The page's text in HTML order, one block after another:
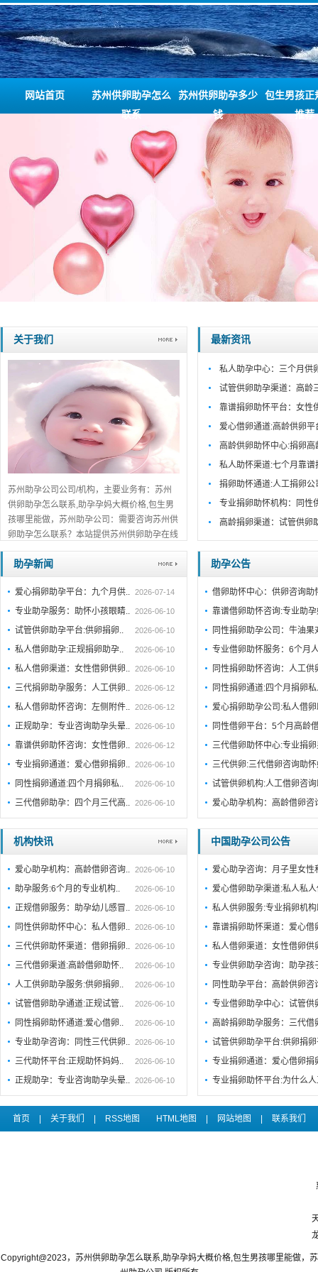
网站首页
苏州供卵助孕怎么
联系
苏州供卵助孕多少
钱
包生男孩正
推荐
关于我们
苏州助孕公司公司/机构，主要业务有：苏州
供卵助孕怎么联系,助孕孕妈大概价格,包生男
孩哪里能做，苏州助孕公司：需要咨询苏州供
卵助孕怎么联系？本站提供苏州供卵助孕在线
咨询服务，专业团队实时解答疑问，流程透
明、费用公开，正规机构推荐，欢迎在线咨询
了解详情。...详细>>。。。
最新资讯
私人助孕中心：三个月供
试管供卵助孕渠道：高龄
靠谱捐卵助怀平台：女性
爱心借卵通道:高龄供卵
高龄供卵助怀中心:捐卵
私人助怀渠道:七个月靠
捐卵助怀通道:人工捐卵
专业捐卵助怀机构：同性
高龄捐卵渠道：试管供卵
助孕新闻
爱心捐卵助孕平台：九个月供.. 2026-07-14
专业助孕服务：助怀小孩眼睛.. 2026-06-10
试管供卵助孕平台:供卵捐卵.. 2026-06-10
私人借卵助孕:正规捐卵助孕.. 2026-06-10
私人借卵渠道：女性借卵供卵.. 2026-06-10
三代捐卵助孕服务：人工供卵.. 2026-06-12
私人借卵助怀咨询：左侧附件.. 2026-06-12
正规助孕：专业咨询助孕头晕.. 2026-06-10
靠谱供卵助怀咨询：女性借卵.. 2026-06-12
专业捐卵通道：爱心借卵捐卵.. 2026-06-10
同性捐卵通道:四个月捐卵私.. 2026-06-10
三代借卵助孕：四个月三代高.. 2026-06-10
助孕公告
借卵助怀中心：供卵咨询助
靠谱借卵助怀咨询:专业助
同性捐卵助孕公司：牛油
专业借卵助怀服务：6个月
同性捐卵助怀咨询：人工
同性捐卵通道:四个月捐卵
爱心捐卵助孕公司:私人借
同性借卵平台：5个月高龄
三代借卵助怀中心:专业捐
三代供卵:三代借卵咨询助
试管供卵机构:人工借卵咨
爱心助孕机构：高龄借卵
机构快讯
爱心助孕机构：高龄借卵咨询.. 2026-06-10
助孕服务:6个月的专业机构.. 2026-06-10
正规借卵服务：助孕幼儿感冒.. 2026-06-10
同性供卵助怀中心：私人借卵.. 2026-06-10
三代供卵助怀渠道：借卵捐卵.. 2026-06-10
三代借卵渠道:高龄借卵助怀.. 2026-06-10
人工供卵助孕服务:供卵捐卵.. 2026-06-10
试管借卵助孕通道:正规试管.. 2026-06-10
同性捐卵助怀通道:爱心借卵.. 2026-06-10
专业助孕咨询：同性三代供卵.. 2026-06-10
三代助怀平台:正规助怀妈妈.. 2026-06-10
正规助孕：专业咨询助孕头晕.. 2026-06-10
中国助孕公司公告
爱心助孕咨询：月子里女
爱心借卵助孕渠道:私人私
私人供卵服务:专业捐卵机
靠谱捐卵助怀渠道：爱心
私人借卵渠道：女性借卵
专业供卵助孕咨询：助孕
同性助孕平台：高龄供卵
专业借卵助孕中心：试管
高龄捐卵助孕服务：三代
试管供卵助孕平台:供卵捐
专业捐卵通道：爱心借卵
专业捐卵助怀平台:为什么
首页 关于我们 RSS地图 HTML地图 网站地图 联系我们
Copyright@2023，苏州供卵助孕怎么联系,助孕孕妈大概价格,包生男孩哪里能做，苏